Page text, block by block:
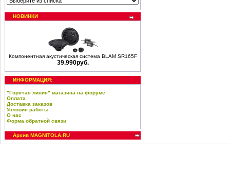
НОВИНКИ
Компонентная акустическая система BLAM SR165F
39.990руб.
ИНФОРМАЦИЯ:
"Горячая линия" магазина на форуме
Оплата
Доставка заказов
Условия работы
О нас
Форма обратной связи
Архив MAGNITOLA.RU